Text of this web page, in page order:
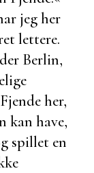
jeg her
lettere.
Berlin,
her,
kan have,
spillet en